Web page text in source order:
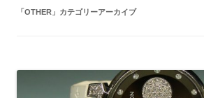
「OTHER 」カテゴリーアーカイブ